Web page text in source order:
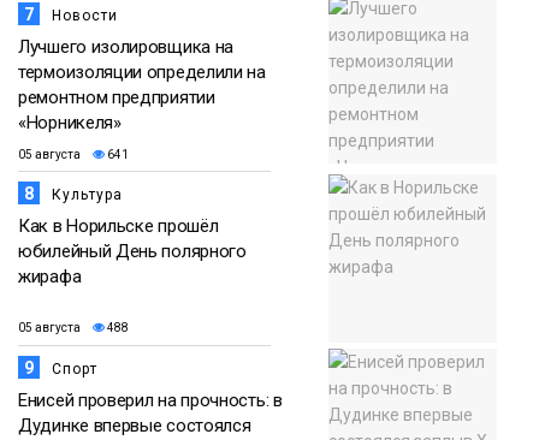
7 Новости
Лучшего изолировщика на
термоизоляции определили на
ремонтном предприятии
«Норникеля»
05 августа 641
8 Культура
Как в Норильске прошёл
юбилейный День полярного
жирафа
05 августа 488
9 Спорт
Енисей проверил на прочность: в
Дудинке впервые состоялся